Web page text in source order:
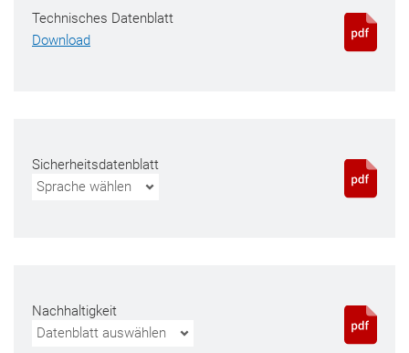
Technisches Datenblatt
Download
Sicherheitsdatenblatt
Sprache wählen
Nachhaltigkeit
Datenblatt auswählen